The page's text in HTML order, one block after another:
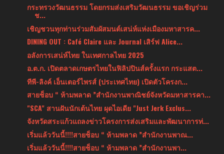
กระทรวงวัฒนธรรม โดยกรมส่งเสริมวัฒนธรรม ขอเชิญร่วม
ช...
เชิญชวนทุกท่านร่วมสัมผัสมนต์เสน่ห์แห่งเมืองมหาสารค...
DINING OUT : Café Claire และ Journal เสิร์ฟ Alice...
อลังการเสน่ห์ไทย ในเทศกาลไทย 2025
อ.ต.ก. เปิดตลาดเกษตรไทยในฟิลิปปินส์ครั้งแรก กระแสต...
ทีพี-ลิงค์ เอ็นเตอร์ไพรส์ (ประเทศไทย) เปิดตัวโครงก...
สายช็อบ “ ห้ามพลาด ”สำนักงานพาณิชย์จังหวัดมหาสารคา...
"SCA" สานฝันนักเต้นไทย ผุดไอเดีย "Just Jerk Exclus...
จังหวัดสระแก้วแถลงข่าวโครงการส่งเสริมและพัฒนาการท่...
เริ่มแล้ววันนี้!!!!สายช็อบ “ ห้ามพลาด ”สำนักงานพาณ...
เริ่มแล้ววันนี้!!!!สายช็อบ “ ห้ามพลาด ”สำนักงานพา...